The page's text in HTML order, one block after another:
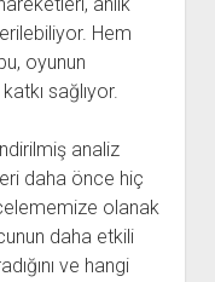
Hem
oyunun
sağlıyor.
analiz
daha önce hiç
olanak
daha etkili
ve hangi